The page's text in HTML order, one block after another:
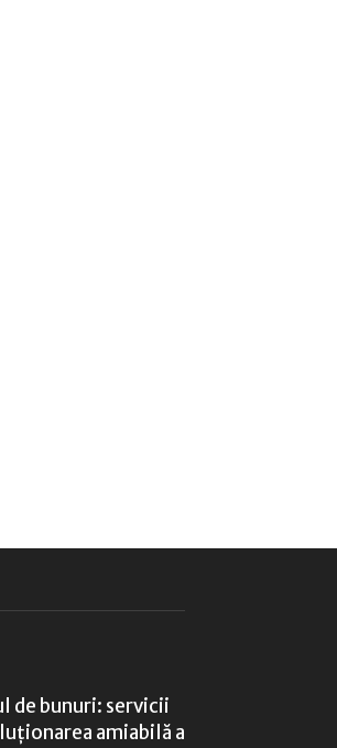
de bunuri: servicii
amiabilă a